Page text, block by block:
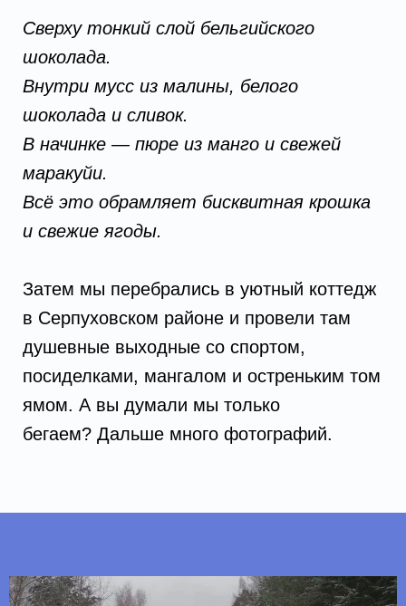
Сверху тонкий слой бельгийского
шоколада.
Внутри мусс из малины, белого
шоколада и сливок.
В начинке — пюре из манго и свежей
маракуйи.
Всё это обрамляет бисквитная крошка
и свежие ягоды.
Затем мы перебрались в уютный коттедж
в Серпуховском районе и провели там
душевные выходные со спортом,
посиделками, мангалом и остреньким том
ямом. А вы думали мы только
бегаем? Дальше много фотографий.